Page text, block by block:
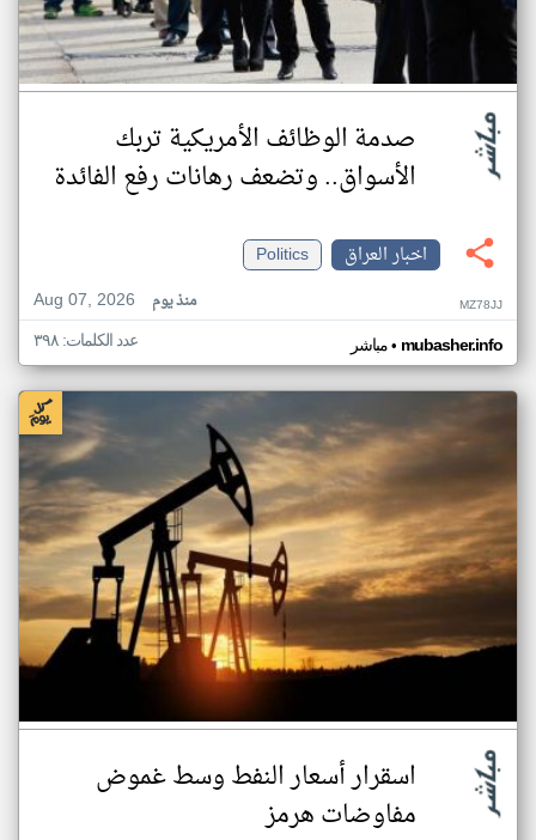
صدمة الوظائف الأمريكية تربك
الأسواق.. وتضعف رهانات رفع الفائدة
اخبار العراق
Politics
Aug 07, 2026
منذ يوم MZ78JJ
مباشر• mubasher.info عدد الكلمات: ٣٩٨
اسقرار أسعار النفط وسط غموض
مفاوضات هرمز